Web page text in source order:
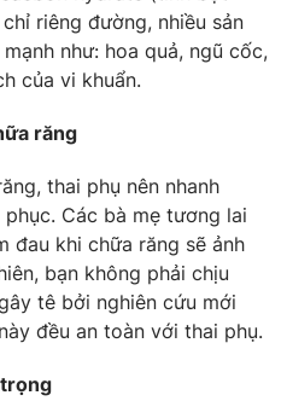
riêng đường, nhiều sản
như: hoa quả, ngũ cốc,
của vi khuẩn.
răng
thai phụ nên nhanh
Các bà mẹ tương lai
đau khi chữa răng sẽ ảnh
bạn không phải chịu
tê bởi nghiên cứu mới
đều an toàn với thai phụ.